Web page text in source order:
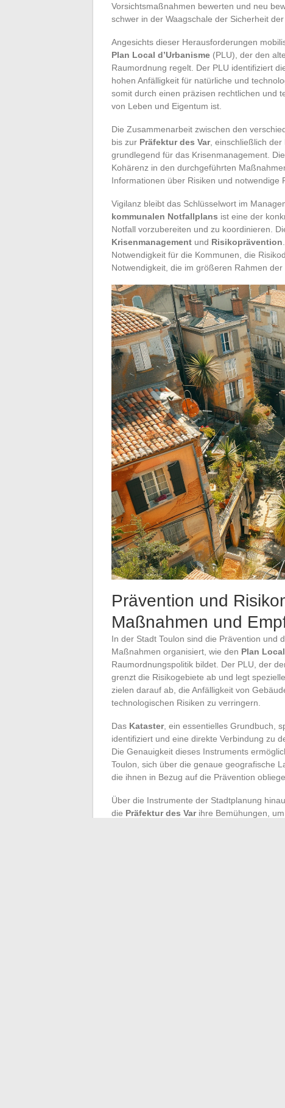
Vorsichtsmaßnahmen bewerten und neu
schwer in der Waagschale der Sicherheit
Angesichts dieser Herausforderungen
Plan Local d’Urbanisme (PLU), der den
Raumordnung regelt. Der PLU identifiziert
hohen Anfälligkeit für natürliche und
somit durch einen präzisen rechtlichen und
von Leben und Eigentum ist.
Die Zusammenarbeit zwischen den
bis zur Präfektur des Var, einschließlich der
grundlegend für das Krisenmanagement.
Kohärenz in den durchgeführten
Informationen über Risiken und notwendige
Vigilanz bleibt das Schlüsselwort im
kommunalen Notfallplans ist eine der
Notfall vorzubereiten und zu koordinieren.
Krisenmanagement und Risikoprävention
Notwendigkeit für die Kommunen, die
Notwendigkeit, die im größeren Rahmen der
Prävention und
Maßnahmen und
In der Stadt Toulon sind die Prävention und
Maßnahmen organisiert, wie den Plan
Raumordnungspolitik bildet. Der PLU, der
grenzt die Risikogebiete ab und legt
zielen darauf ab, die Anfälligkeit von
technologischen Risiken zu verringern.
Das Kataster, ein essentielles Grundbuch,
identifiziert und eine direkte Verbindung zu
Die Genauigkeit dieses Instruments
Toulon, sich über die genaue geografische
die ihnen in Bezug auf die Prävention
Über die Instrumente der Stadtplanung
die Präfektur des Varihre Bemühungen, um